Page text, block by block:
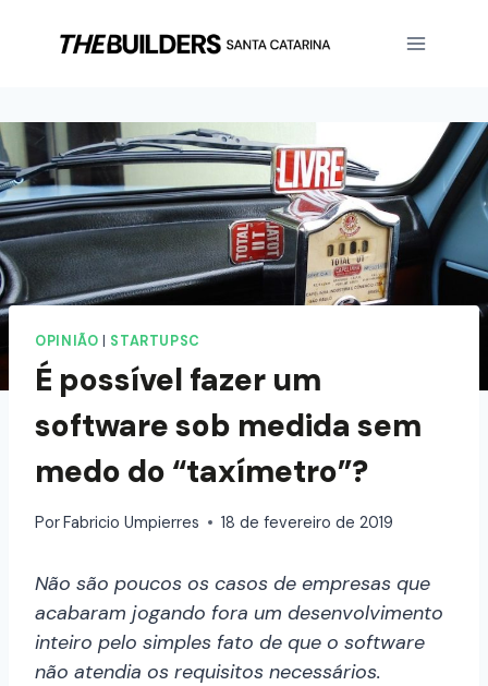
OPINIÃO STARTUPSC
É possível fazer um
software sob medida sem
medo do “taxímetro”?
PorFabricio Umpierres 18 de fevereiro de 2019
Não são poucos os casos de empresas que
acabaram jogando fora um desenvolvimento
inteiro pelo simples fato de que o software
não atendia os requisitos necessários.